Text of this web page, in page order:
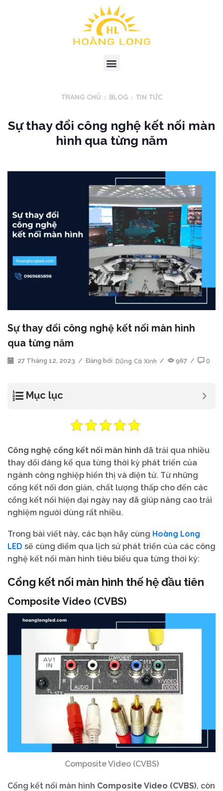
TRANG CHỦ BLOG TIN TỨC
Sự thay đổi công nghệ kết nối màn
hình qua từng năm
Sự thay đổi công nghệ kết nối màn hình
qua từng năm
27 Tháng 12, 2023 / Đăng bởi Dũng Cá Xinh / 967 / 0
Mục lục
Công nghệ cổng kết nối màn hình đã trải qua nhiều
thay đổi đáng kể qua từng thời kỳ phát triển của
ngành công nghiệp hiển thị và điện tử. Từ những
cổng kết nối đơn giản, chất lượng thấp cho đến các
cổng kết nối hiện đại ngày nay đã giúp nâng cao trải
nghiệm người dùng rất nhiều.
Trong bài viết này, các bạn hãy cùng Hoàng Long
LED sẽ cùng điểm qua lịch sử phát triển của các công
nghệ kết nối màn hình tiêu biểu qua từng thời kỳ:
Cổng kết nối màn hình thế hệ đầu tiên
Composite Video (CVBS)
Composite Video (CVBS)
Cổng kết nối màn hình Composite Video (CVBS), còn